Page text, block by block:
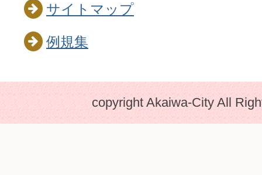
サイトマップ
例規集
copyright Akaiwa-City All